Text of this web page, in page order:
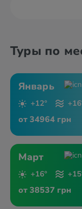
Туры по
Январь
+12°
от 34964 грн
Март
+16°
от 38537 грн